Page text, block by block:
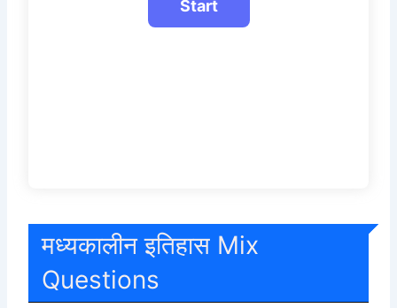
मध्यकालीन इतिहास Mix
Questions